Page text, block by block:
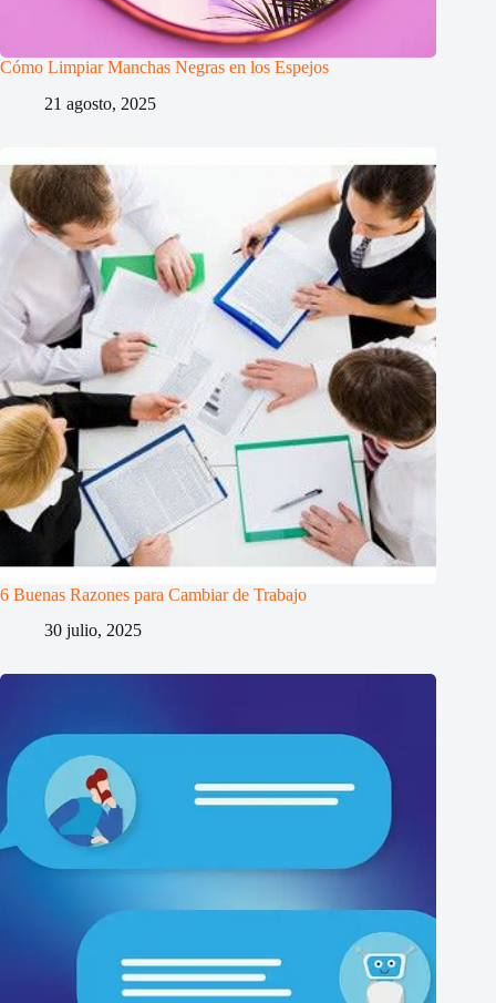
Cómo Limpiar Manchas Negras en los Espejos
21 agosto, 2025
6 Buenas Razones para Cambiar de Trabajo
30 julio, 2025